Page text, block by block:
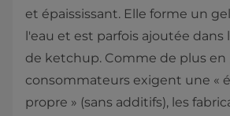
et épaississant. Elle forme un
l'eau et est parfois ajoutée dans
de ketchup. Comme de plus en
consommateurs exigent une «
propre » (sans additifs), les